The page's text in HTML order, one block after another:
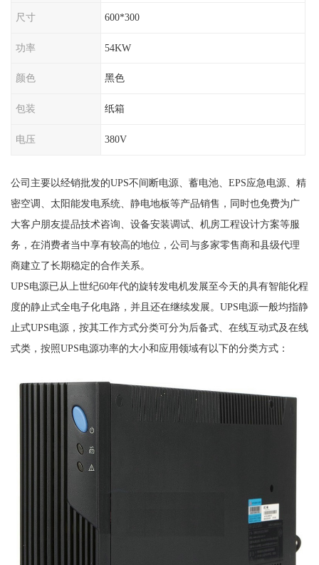
尺寸 600*300
功率 54KW
颜色 黑色
包装 纸箱
电压 380V
公司主要以经销批发的UPS不间断电源、蓄电池、EPS应急电源、精
密空调、太阳能发电系统、静电地板等产品销售，同时也免费为广
大客户朋友提品技术咨询、设备安装调试、机房工程设计方案等服
务，在消费者当中享有较高的地位，公司与多家零售商和县级代理
商建立了长期稳定的合作关系。
UPS电源已从上世纪60年代的旋转发电机发展至今天的具有智能化程
度的静止式全电子化电路，并且还在继续发展。UPS电源一般均指静
止式UPS电源，按其工作方式分类可分为后备式、在线互动式及在线
式类，按照UPS电源功率的大小和应用领域有以下的分类方式：